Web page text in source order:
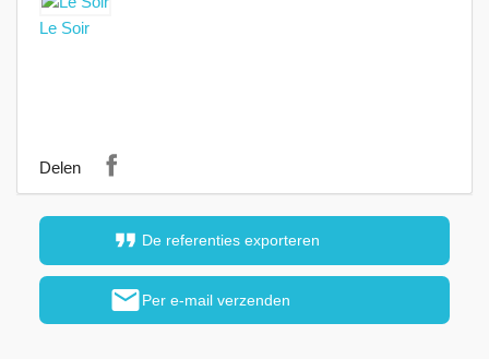
format_quote De referenties exporteren
mailPer e-mail verzenden
Le Soir
Delen